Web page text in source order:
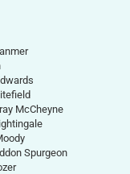
McCheyne
Spurgeon